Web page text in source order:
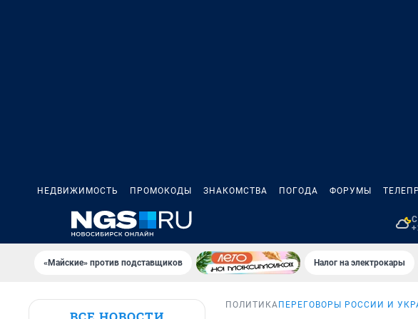
НЕДВИЖИМОСТЬ ПРОМОКОДЫ ЗНАКОМСТВА ПОГОДА ФОРУМЫ
«Майские» против подставщиков Налог на электрокары
ПОЛИТИКА ПЕРЕГОВОРЫ РОССИИ И